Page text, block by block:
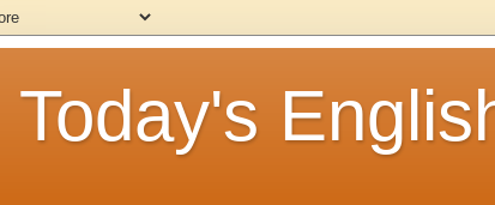
Today's